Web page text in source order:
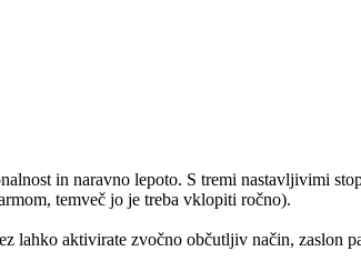
in naravno lepoto. S tremi nastavljivimi
temveč jo je treba vklopiti ročno).
aktivirate zvočno občutljiv način, zaslon